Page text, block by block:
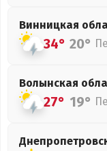
Винницкая
34° 20°
Волынская
27° 19°